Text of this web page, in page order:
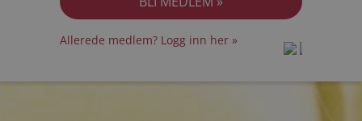
Allerede medlem? Logg inn her »